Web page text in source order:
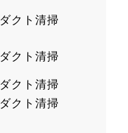
ダクト清掃
ダクト清掃
ダクト清掃
ダクト清掃